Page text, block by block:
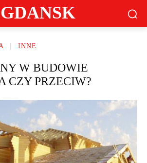
GDANSK
INNE
W BUDOWIE
CZY PRZECIW?